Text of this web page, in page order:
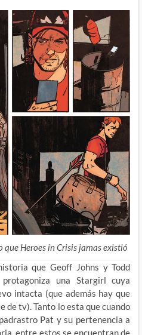
Heroes in Crisis jamas existió
que Geoff Johns y Todd
una Stargirl cuya
intacta (que además hay que
de tv). Tanto lo esta que cuando
Pat y su pertenencia a
entre estos se encuentran de